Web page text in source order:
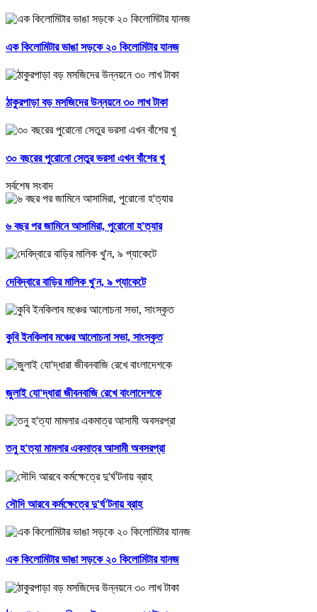
এক কিলোমিটার ভাঙা সড়কে ২০ কিলোমিটার যানজ
ঠাকুরপাড়া বড় মসজিদের উন্নয়নে ৩০ লাখ টাকা
৩০ বছরের পুরোনো সেতুর ভরসা এখন বাঁশের খু
সর্বশেষ সংবাদ
৬ বছর পর জামিনে আসামিরা, পুরোনো হ'ত্যার
দেবিদ্বারে বাড়ির মালিক খু'ন, ৯ প্যাকেটে
কুবি ইনকিলাব মঞ্চের আলোচনা সভা, সাংস্কৃত
জুলাই যো'দ্ধারা জীবনবাজি রেখে বাংলাদেশকে
তনু হ'ত্যা মামলার একমাত্র আসামী অবসরপ্রা
সৌদি আরবে কর্মক্ষেত্রে দু'র্ঘ'টনায় ব্রাহ
এক কিলোমিটার ভাঙা সড়কে ২০ কিলোমিটার যানজ